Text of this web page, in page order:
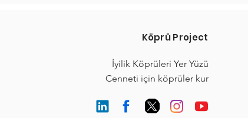
Köprü Project
İyilik Köprüleri Yer Yüzü
Cenneti için köprüler kur